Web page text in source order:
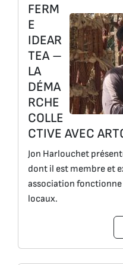
FERM
E
IDEAR
TEA –
LA
DÉMA
RCHE
COLLE
CTIVE AVEC
Jon Harlouchet
dont il est membre et
association
locaux.